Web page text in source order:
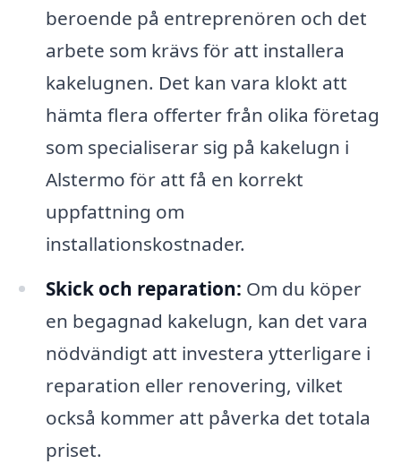
beroende på entreprenören och det
arbete som krävs för att installera
kakelugnen. Det kan vara klokt att
hämta flera offerter från olika företag
som specialiserar sig på kakelugn i
Alstermo för att få en korrekt
uppfattning om
installationskostnader.
Skick och reparation: Om du köper
en begagnad kakelugn, kan det vara
nödvändigt att investera ytterligare i
reparation eller renovering, vilket
också kommer att påverka det totala
priset.